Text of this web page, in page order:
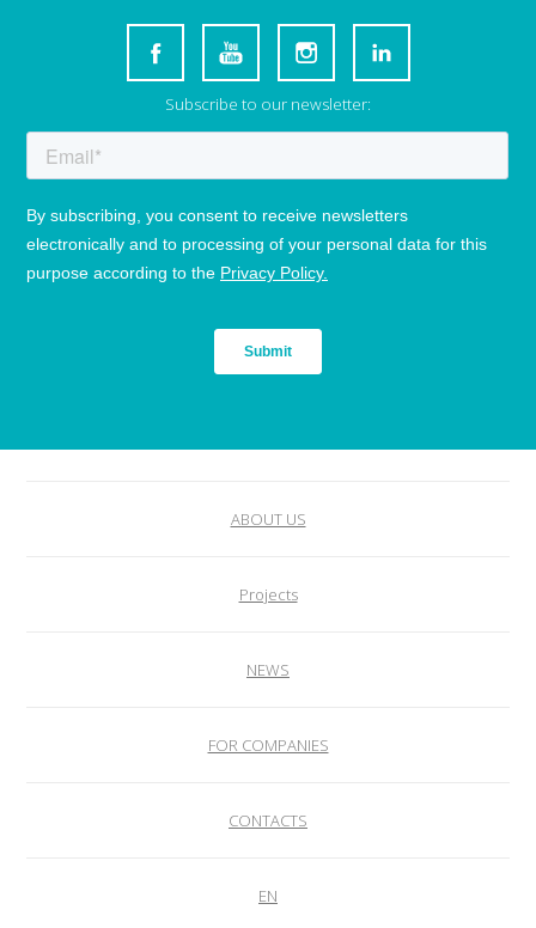
Subscribe to our newsletter:
ABOUT US
Projects
NEWS
FOR COMPANIES
CONTACTS
EN